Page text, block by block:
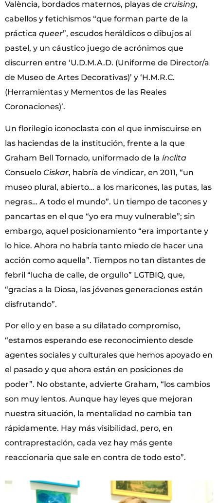
València, bordados maternos, playas de cruising,
cabellos y fetichismos “que forman parte de la
práctica queer”, escudos heráldicos o dibujos al
pastel, y un cáustico juego de acrónimos que
discurren entre ‘U.D.M.A.D. (Uniforme de Director/a
de Museo de Artes Decorativas)’ y ‘H.M.R.C.
(Herramientas y Mementos de las Reales
Coronaciones)’.
Un florilegio iconoclasta con el que inmiscuirse en
las haciendas de la institución, frente a la que
Graham Bell Tornado, uniformado de la ínclita
Consuelo Ciskar, habría de vindicar, en 2011, “un
museo plural, abierto… a los maricones, las putas, las
negras… A todo el mundo”. Un tiempo de tacones y
pancartas en el que “yo era muy vulnerable”; sin
embargo, aquel posicionamiento “era importante y
lo hice. Ahora no habría tanto miedo de hacer una
acción como aquella”. Tiempos no tan distantes de
febril “lucha de calle, de orgullo” LGTBIQ, que,
“gracias a la Diosa, las jóvenes generaciones están
disfrutando”.
Por ello y en base a su dilatado compromiso,
“estamos esperando ese reconocimiento desde
agentes sociales y culturales que hemos apoyado en
el pasado y que ahora están en posiciones de
poder”. No obstante, advierte Graham, “los cambios
son muy lentos. Aunque hay leyes que mejoran
nuestra situación, la mentalidad no cambia tan
rápidamente. Hay más visibilidad, pero, en
contraprestación, cada vez hay más gente
reaccionaria que sale en contra de todo esto”.